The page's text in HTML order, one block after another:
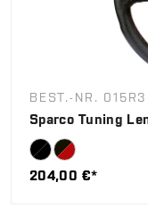
BEST.-NR.
Sparco Tuning
204,00 €*